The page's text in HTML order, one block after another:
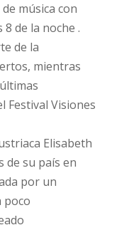
música con
de la noche .
de la
mientras
Festival Visiones
Elisabeth
de su país en
por un
poco